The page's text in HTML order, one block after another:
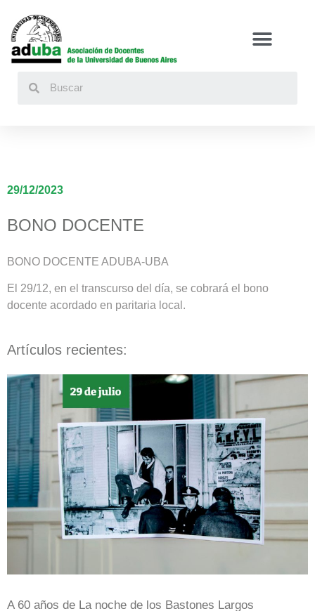
29/12/2023
BONO DOCENTE
BONO DOCENTE ADUBA-UBA
El 29/12, en el transcurso del día, se cobrará el bono
docente acordado en paritaria local.
Artículos recientes:
A 60 años de La noche de los Bastones Largos